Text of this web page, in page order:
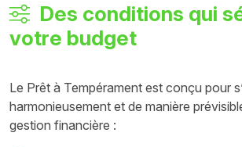
Des conditions qui
votre budget
Le Prêt à Tempérament est conçu pour
harmonieusement et de manière
gestion financière :